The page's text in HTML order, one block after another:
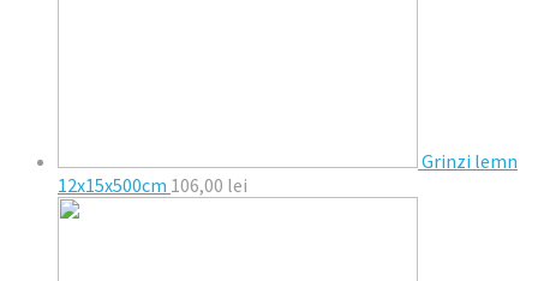
Grinzi lemn
12x15x500cm 106,00 lei